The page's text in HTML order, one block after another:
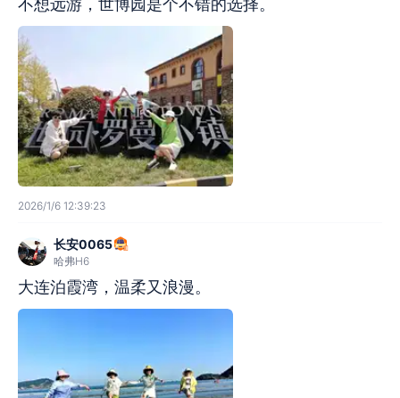
不想远游，世博园是个不错的选择。
2026/1/6 12:39:23
长安0065
哈弗H6
大连泊霞湾，温柔又浪漫。